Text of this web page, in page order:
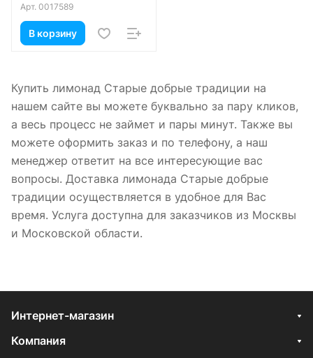
Арт. 0017589
В корзину
Купить лимонад Старые добрые традиции на
нашем сайте вы можете буквально за пару кликов,
а весь процесс не займет и пары минут. Также вы
можете оформить заказ и по телефону, а наш
менеджер ответит на все интересующие вас
вопросы. Доставка лимонада Старые добрые
традиции осуществляется в удобное для Вас
время. Услуга доступна для заказчиков из Москвы
и Московской области.
Интернет-магазин
Компания